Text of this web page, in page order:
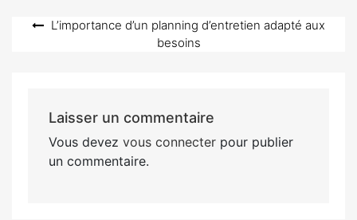
Navigation
L’importance d’un planning d’entretien adapté aux
besoins
Laisser un commentaire
Vous devez vous connecterpour publier
un commentaire.